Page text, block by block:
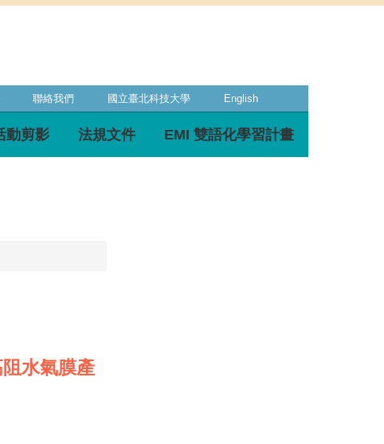
聯絡我們 國立臺北科技大學 English
動剪影 法規文件 EMI 雙語化學習計畫
水氣膜產